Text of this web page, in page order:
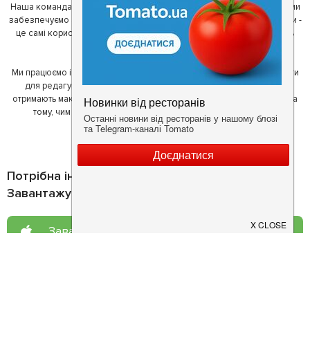
Наша команда регулярно зв'язується з ресторанами - таким чином ми
забезпечуємо актуальність інформації. Друга частина нашої команди -
це самі користувачі, які діляться своїми враженнями і допомагають
один одному у виборі кращих місць.
Ми працюємо і з ресторанами. Для них ми надаємо зручні інструменти
для редагування інформації про себе - в результаті відвідувачі
отримають максимум інформації, а ресторан зможе зосередитися на
тому, чим він любить займатися більше всього - смачній їжі.
Потрібна інформація про заклад?
Завантажуйте додаток!
Завантажте у